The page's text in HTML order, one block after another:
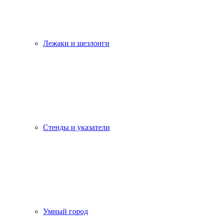
Лежаки и шезлонги
Стенды и указатели
Умный город